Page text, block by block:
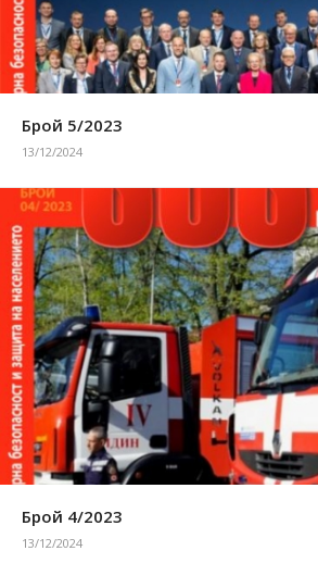
Брой 5/2023
13/12/2024
Брой 4/2023
13/12/2024